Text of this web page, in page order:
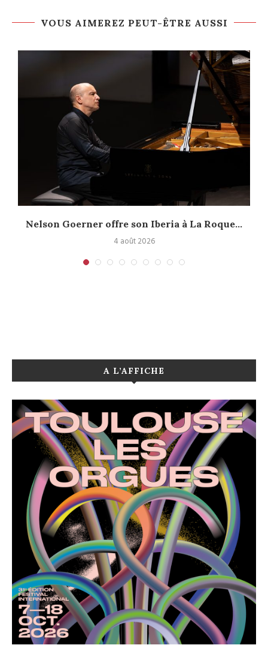
VOUS AIMEREZ PEUT-ÊTRE AUSSI
Nelson Goerner offre son Iberia à La Roque...
4 août 2026
A L’AFFICHE